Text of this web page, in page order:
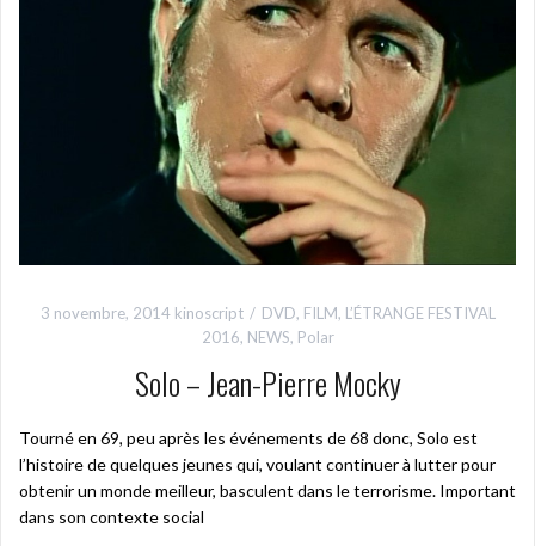
3 novembre, 2014 kinoscript DVD, FILM, L’ÉTRANGE FESTIVAL
2016, NEWS, Polar
Solo – Jean-Pierre Mocky
Tourné en 69, peu après les événements de 68 donc, Solo est
l’histoire de quelques jeunes qui, voulant continuer à lutter pour
obtenir un monde meilleur, basculent dans le terrorisme. Important
dans son contexte social